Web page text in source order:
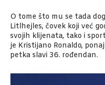
O tome što mu se tada
Litlhejles, čovek koji već
svojih klijenata, tako i
je Kristijano Ronaldo,
petka slavi 36. rođendan.